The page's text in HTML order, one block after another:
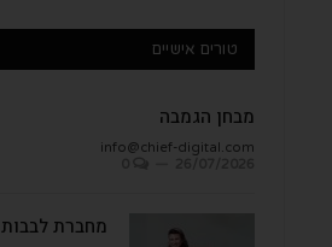
טורים אישיים
מבחן הגמבה
info@chief-digital.com
מחברת לבבות